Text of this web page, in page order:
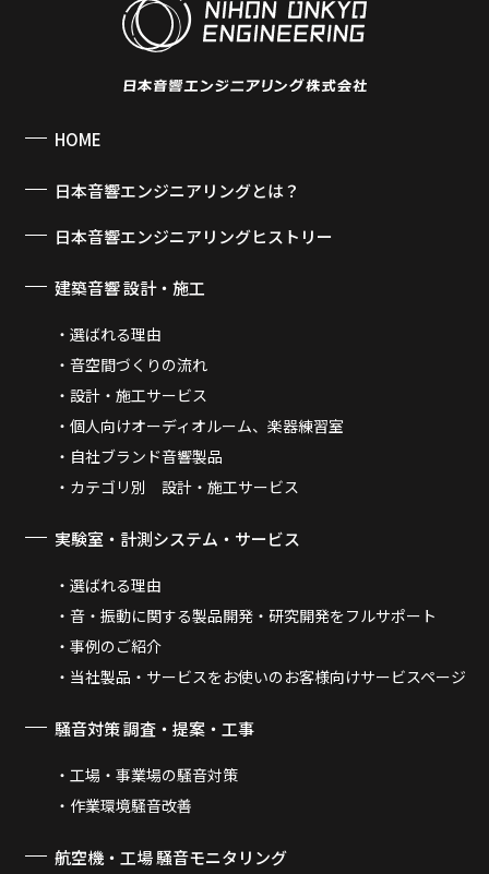
HOME
日本音響エンジニアリングとは？
日本音響エンジニアリングヒストリー
建築音響 設計・施工
選ばれる理由
音空間づくりの流れ
設計・施工サービス
個人向けオーディオルーム、楽器練習室
自社ブランド音響製品
カテゴリ別 設計・施工サービス
実験室・計測システム・サービス
選ばれる理由
音・振動に関する製品開発・研究開発をフルサポート
事例のご紹介
当社製品・サービスをお使いのお客様向けサービスページ
騒音対策 調査・提案・工事
工場・事業場の騒音対策
作業環境騒音改善
航空機・工場 騒音モニタリング